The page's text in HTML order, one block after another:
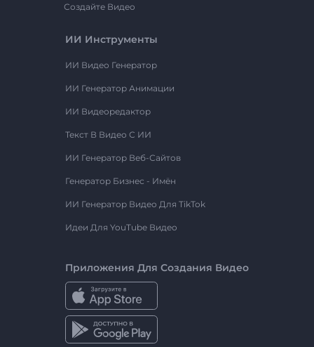
Создайте Видео
ИИ Инструменты
ИИ Видео Генератор
ИИ Генератор Анимации
ИИ Видеоредактор
Текст В Видео С ИИ
ИИ Генератор Веб-Сайтов
Генератор Бизнес - Имён
ИИ Генератор Видео Для TikTok
Идеи Для YouTube Видео
Приложения Для Создания Видео